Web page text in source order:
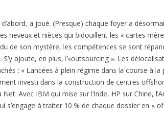
a joué. (Presque) chaque foyer a
neveux et nièces qui bidouillent les « cartes
de son mystère, les compétences se sont
ajoute, en plus, l’«outsourcing ». Les
: « Lancées à plein régime dans la course à
investi dans la construction de centres
Avec IBM qui mise sur l’Inde, HP sur Chine,
s’engage à traiter 10 % de chaque dossier en «